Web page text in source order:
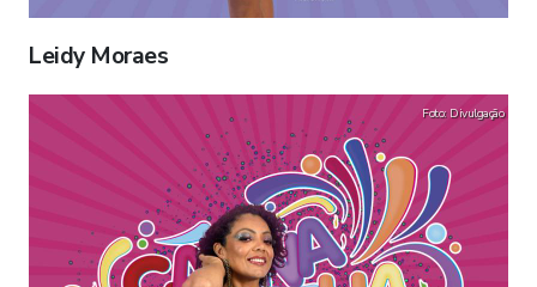
Leidy Moraes
Foto: Divulgação